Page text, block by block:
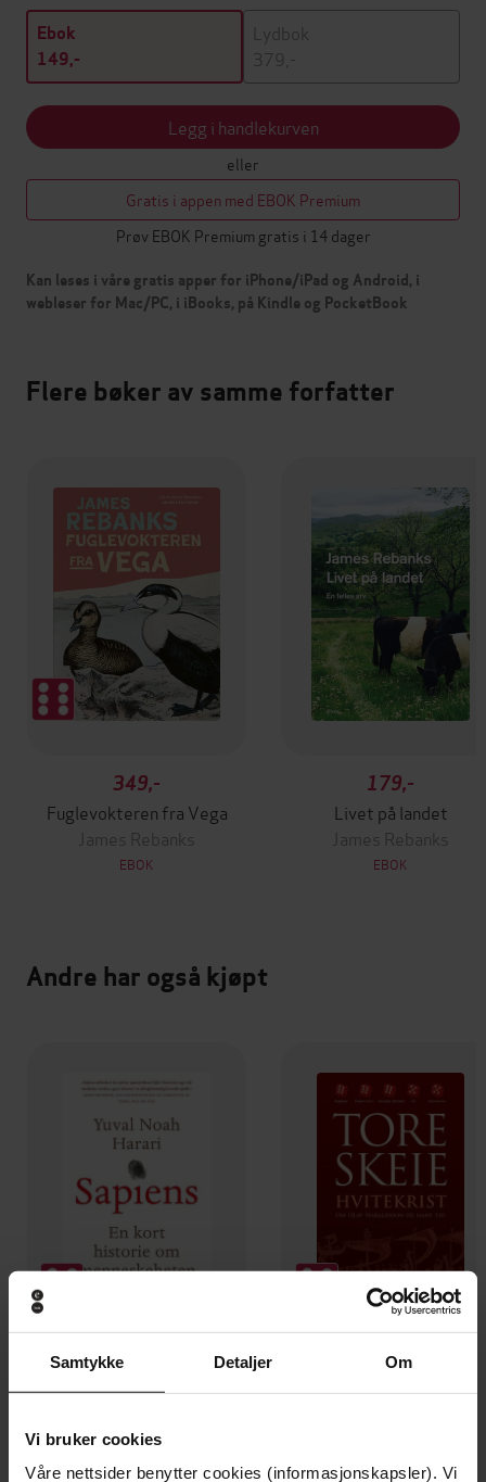
Samtykke Detaljer Om
Vi bruker cookies
Våre nettsider benytter cookies (informasjonskapsler). Vi
Ebok
149,-
Lydbok
379,-
Legg i handlekurven
eller
Gratis i appen med EBOK Premium
Prøv EBOK Premium gratis i 14 dager
Kan leses i våre gratis apper for iPhone/iPad og Android, i
webleser for Mac/PC, i iBooks, på Kindle og PocketBook
Flere bøker av samme forfatter
349,-
Fuglevokteren fra Vega
James Rebanks
EBOK
179,-
Livet på landet
James Rebanks
EBOK
Andre har også kjøpt
249,-
Sapiens
EBOK
229,-
Hvitekrist